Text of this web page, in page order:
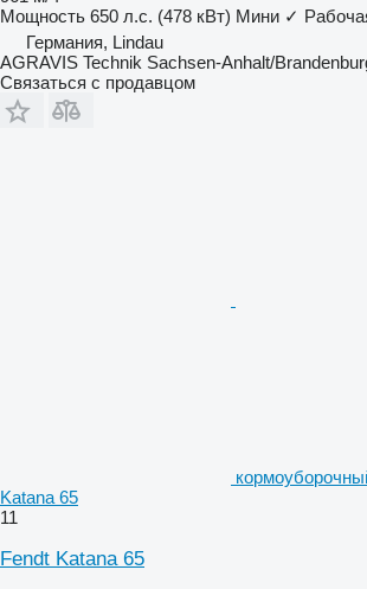
Мощность 650 л.с. (478 кВт) Мини ✓
Германия, Lindau
AGRAVIS Technik Sachsen-Anhalt/
Связаться с продавцом
Katana 65
11
Fendt Katana 65